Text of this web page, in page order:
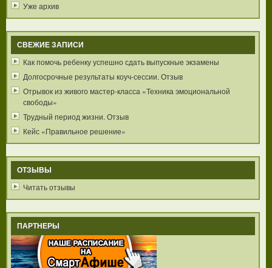
Уже архив
СВЕЖИЕ ЗАПИСИ
Как помочь ребенку успешно сдать выпускные экзамены
Долгосрочные результаты коуч-сессии. Отзыв
Отрывок из живого мастер-класса «Техника эмоциональной
свободы»
Трудный период жизни. Отзыв
Кейс «Правильное решение»
ОТЗЫВЫ
Читать отзывы
ПАРТНЕРЫ